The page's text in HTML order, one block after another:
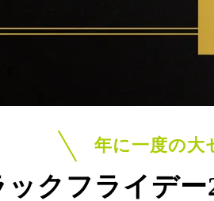
年に一度の大
ックフライデ